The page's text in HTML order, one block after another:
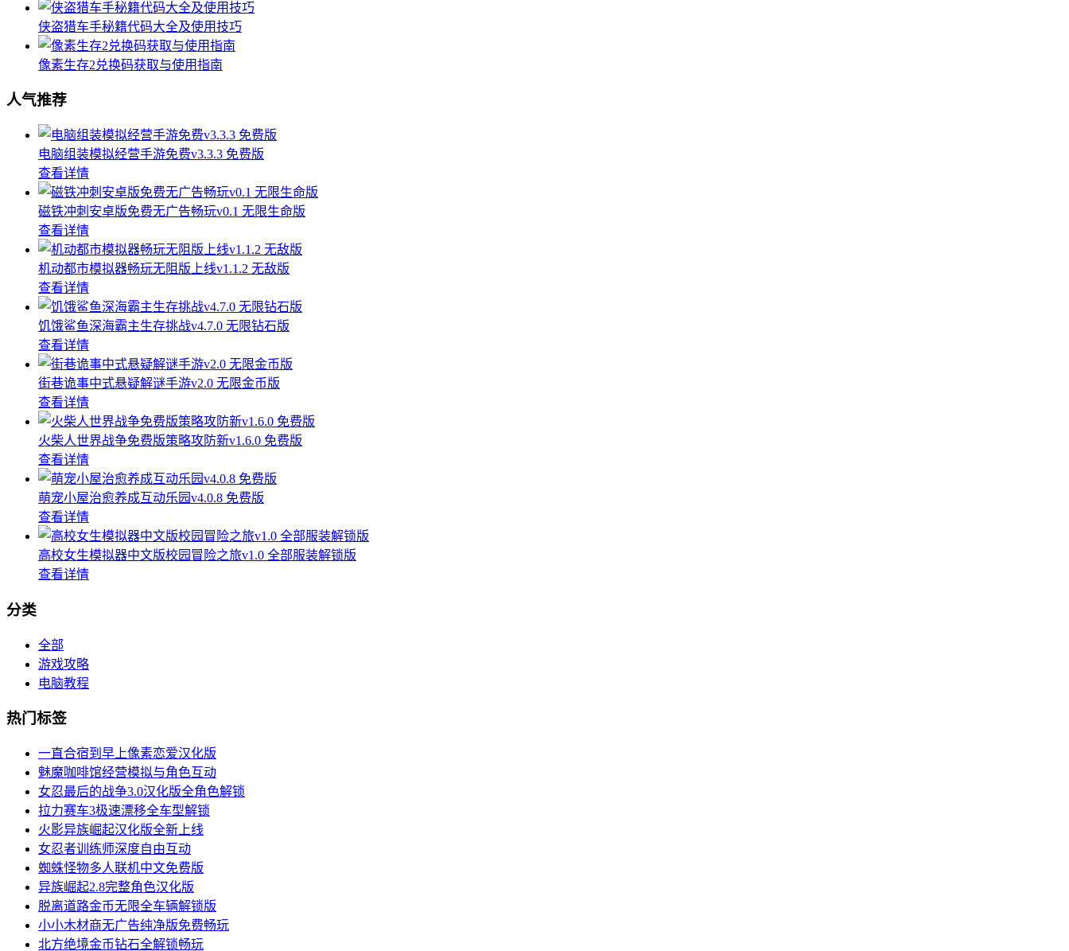
侠盗猎车手秘籍代码大全及使用技巧
像素生存2兑换码获取与使用指南
人气推荐
电脑组装模拟经营手游免费v3.3.3 免费版
查看详情
磁铁冲刺安卓版免费无广告畅玩v0.1 无限生命版
查看详情
机动都市模拟器畅玩无阻版上线v1.1.2 无敌版
查看详情
饥饿鲨鱼深海霸主生存挑战v4.7.0 无限钻石版
查看详情
街巷诡事中式悬疑解谜手游v2.0 无限金币版
查看详情
火柴人世界战争免费版策略攻防新v1.6.0 免费版
查看详情
萌宠小屋治愈养成互动乐园v4.0.8 免费版
查看详情
高校女生模拟器中文版校园冒险之旅v1.0 全部服装解锁版
查看详情
分类
全部
游戏攻略
电脑教程
热门标签
一直合宿到早上像素恋爱汉化版
魅魔咖啡馆经营模拟与角色互动
女忍最后的战争3.0汉化版全角色解锁
拉力赛车3极速漂移全车型解锁
火影异族崛起汉化版全新上线
女忍者训练师深度自由互动
蜘蛛怪物多人联机中文免费版
异族崛起2.8完整角色汉化版
脱离道路金币无限全车辆解锁版
小小木材商无广告纯净版免费畅玩
北方绝境金币钻石全解锁畅玩